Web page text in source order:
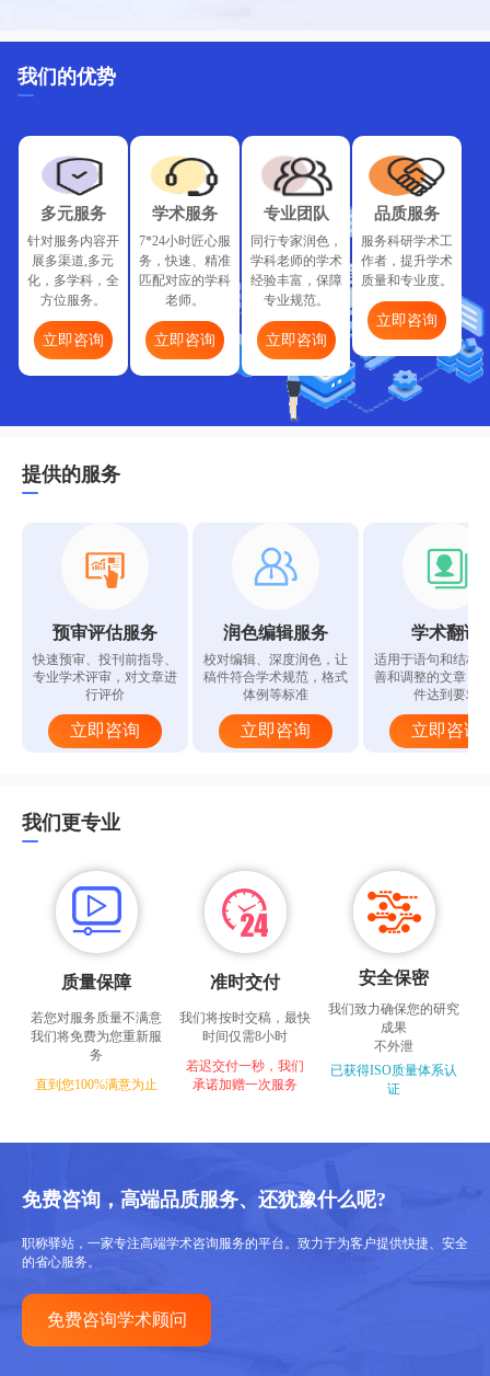
我们的优势
多元服务
针对服务内容开
展多渠道,多元
化，多学科，全
方位服务。
立即咨询
学术服务
7*24小时匠心服
务，快速、精准
匹配对应的学科
老师。
立即咨询
专业团队
同行专家润色，
学科老师的学术
经验丰富，保障
专业规范。
立即咨询
品质服务
服务科研学术工
作者，提升学术
质量和专业度。
立即咨询
提供的服务
预审评估服务
快速预审、投刊前指导、
专业学术评审，对文章进
行评价
立即咨询
润色编辑服务
校对编辑、深度润色，让
稿件符合学术规范，格式
体例等标准
立即咨询
学术翻译
适用于语句和结构
善和调整的文章，
件达到要求
立即咨询
我们更专业
质量保障
若您对服务质量不满意
我们将免费为您重新服
务
直到您100%满意为止
准时交付
我们将按时交稿，最快
时间仅需8小时
若迟交付一秒，我们
承诺加赠一次服务
安全保密
我们致力确保您的研究
成果
不外泄
已获得ISO质量体系认
证
免费咨询，高端品质服务、还犹豫什么呢?
职称驿站，一家专注高端学术咨询服务的平台。致力于为客户提供快捷、安全
的省心服务。
免费咨询学术顾问